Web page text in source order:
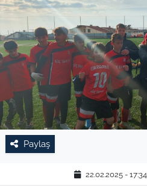
Paylaş
22.02.2025 - 17:34
SAĞLIK
EĞİTİM
TARIM VE HAYVANCILIK
KÜLTÜR SANAT
RESMİ İLAN